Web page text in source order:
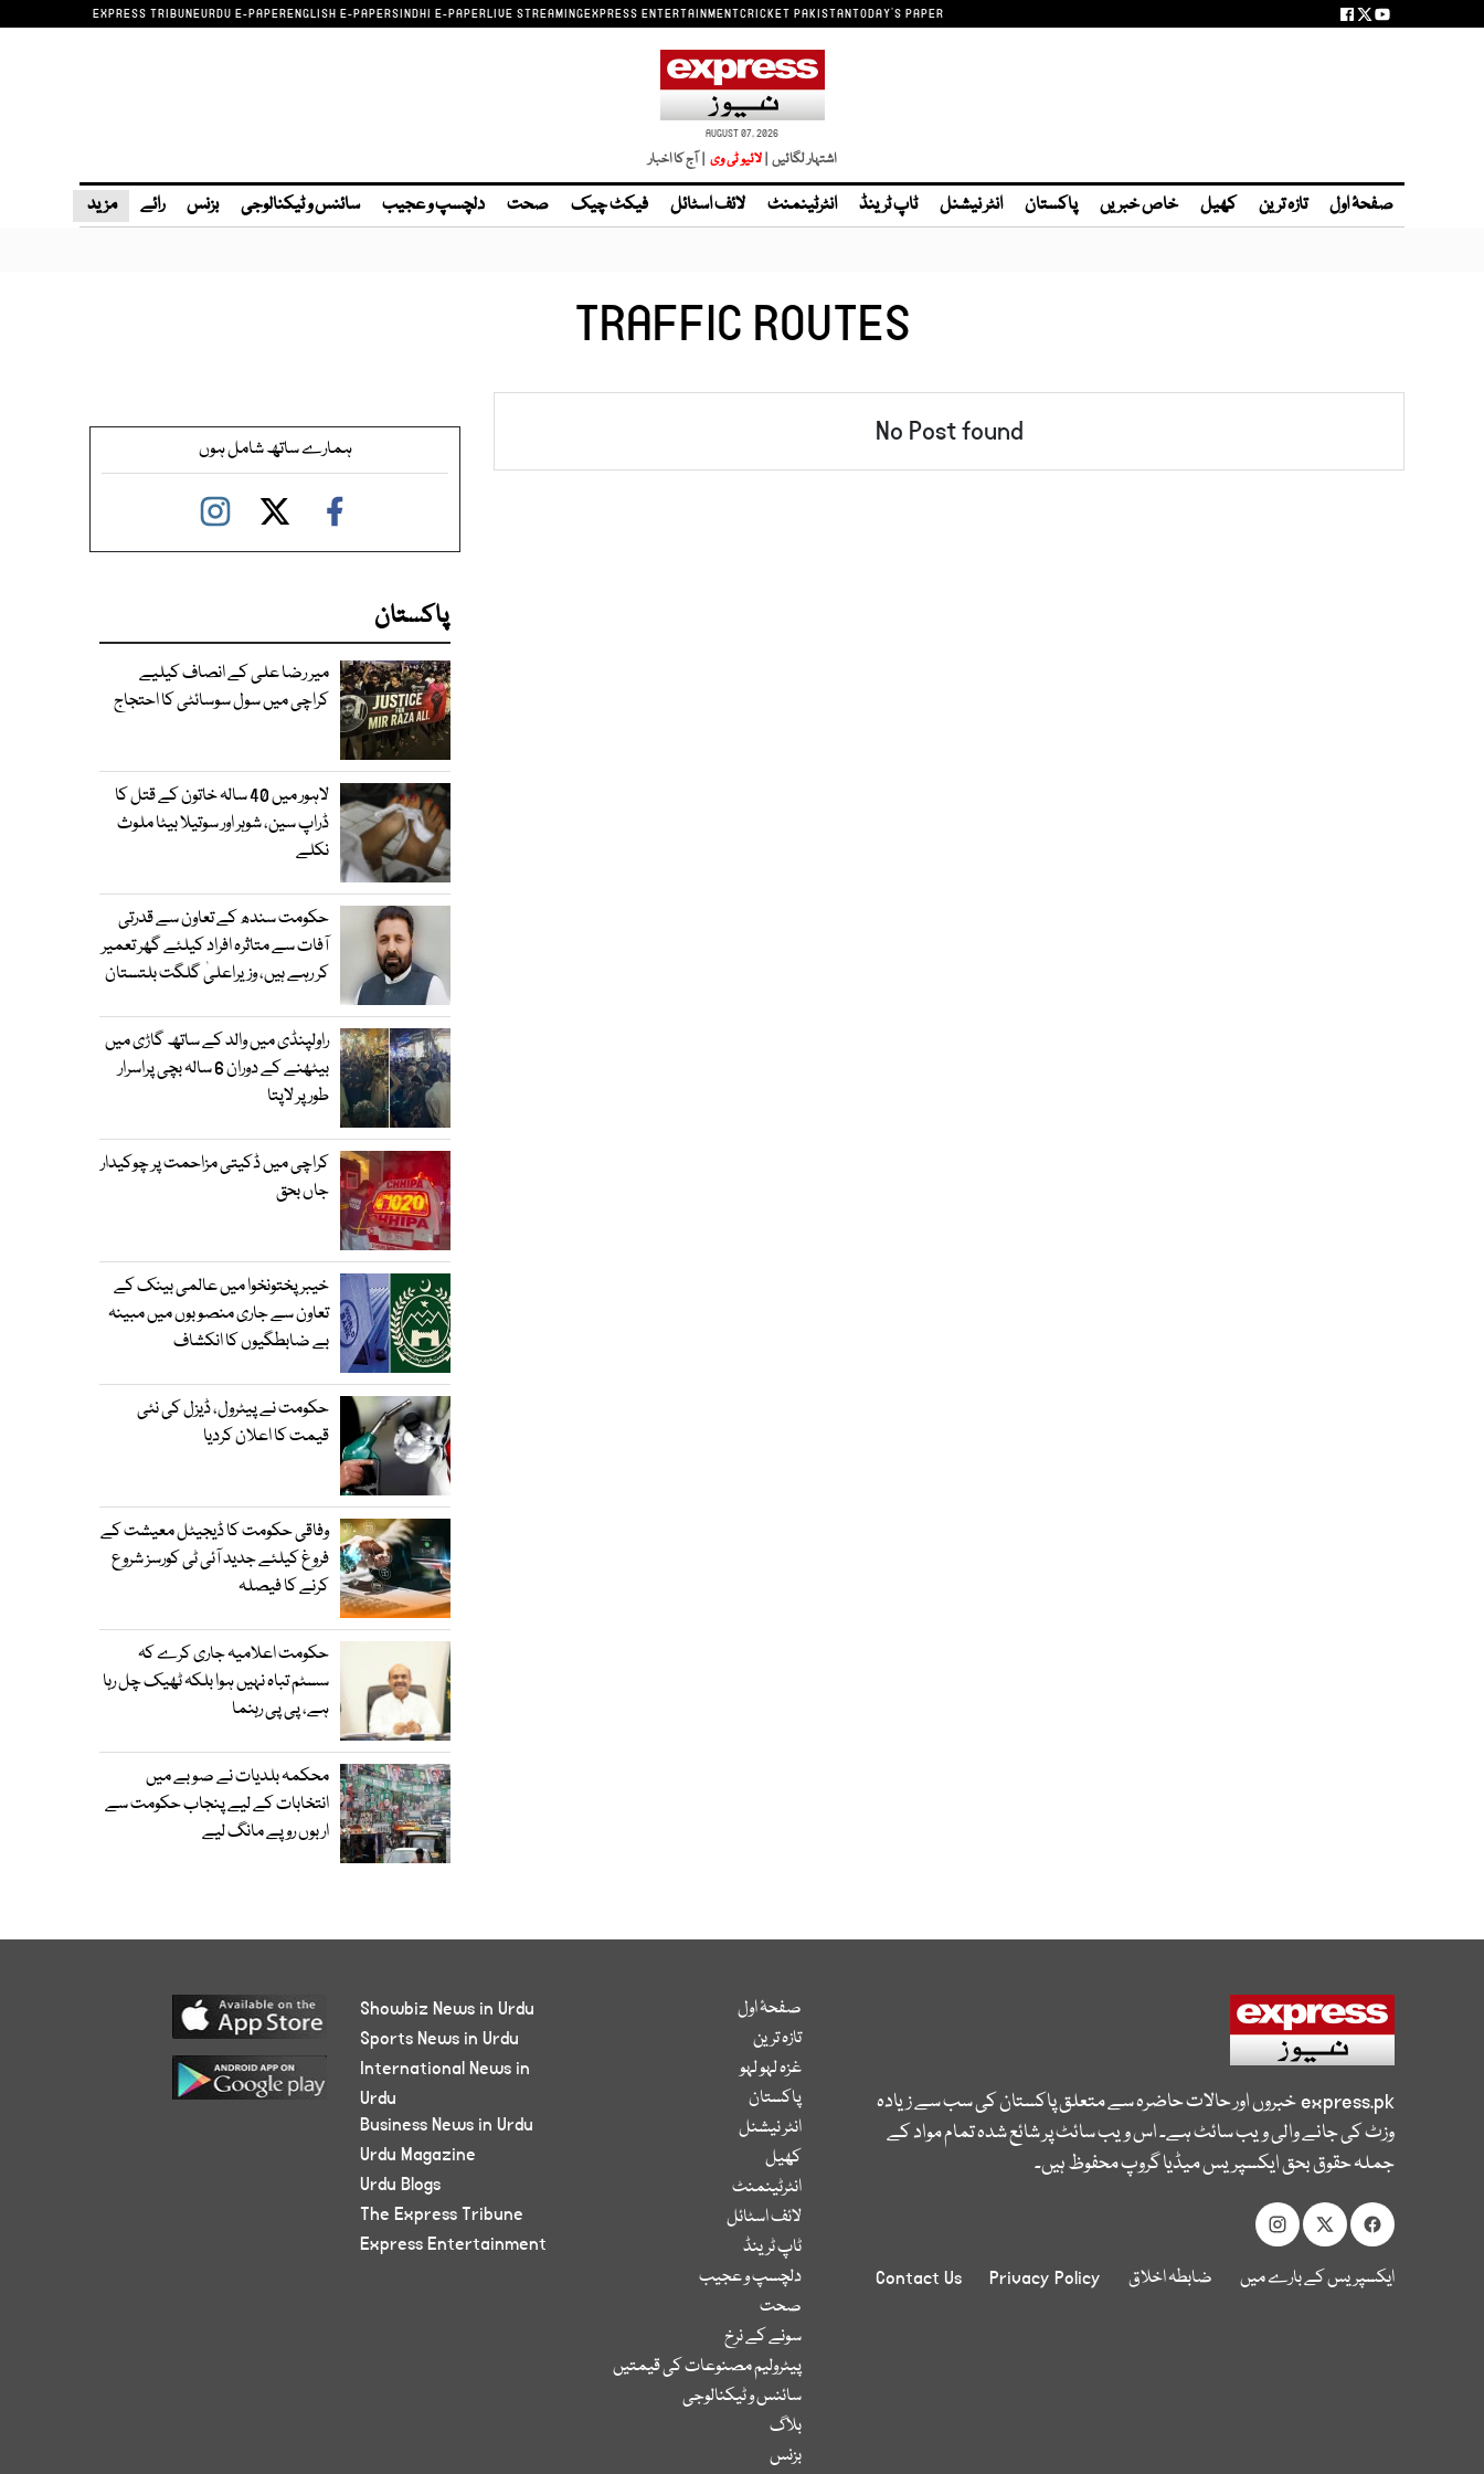
EXPRESS TRIBUNEURDU E-PAPERENGLISH E-PAPERSINDHI E-PAPERLIVE STREAMINGEXPRESS ENTERTAINMENTCRICKET PAKISTANTODAY'S PAPER
AUGUST 07, 2026
اشتہار لگائیں | | آج کا اخبار
صفحۂ اول تازہ ترین کھیل خاص خبریں پاکستان انٹر نیشنل ٹاپ ٹرینڈ انٹرٹینمنٹ لائف اسٹائل فیکٹ چیک صحت دلچسپ و عجیب سائنس و ٹیکنالوجی بزنس رائے مزید
TRAFFIC ROUTES
No Post found ہمارے ساتھ شامل ہوں
پاکستان
میر رضا علی کے انصاف کیلیے
کراچی میں سول سوسائٹی کا احتجاج
لاہور میں 40 سالہ خاتون کے قتل کا
ڈراپ سین، شوہر اور سوتیلا بیٹا ملوث
نکلے
حکومت سندھ کے تعاون سے قدرتی
آفات سے متاثرہ افراد کیلئے گھر تعمیر
کر رہے ہیں، وزیراعلیٰ گلگت بلتستان
راولپنڈی میں والد کے ساتھ گاڑی میں
بیٹھنے کے دوران 6 سالہ بچی پراسرار
طور پر لاپتا
کراچی میں ڈکیتی مزاحمت پر چوکیدار
جاں بحق
خیبرپختونخوا میں عالمی بینک کے
تعاون سے جاری منصوبوں میں مبینہ
بے ضابطگیوں کا انکشاف
حکومت نے پیٹرول، ڈیزل کی نئی
قیمت کا اعلان کردیا
وفاقی حکومت کا ڈیجیٹل معیشت کے
فروغ کیلئے جدید آئی ٹی کورسز شروع
کرنے کا فیصلہ
حکومت اعلامیہ جاری کرے کہ
سسٹم تباہ نہیں ہوا بلکہ ٹھیک چل رہا
ہے، پی پی رہنما
محکمہ بلدیات نے صوبے میں
انتخابات کے لیے پنجاب حکومت سے
اربوں روپے مانگ لیے
express.pkخبروں اور حالات حاضرہ سے متعلق پاکستان کی سب سے زیادہ
وزٹ کی جانے والی ویب سائٹ ہے۔ اس ویب سائٹ پر شائع شدہ تمام مواد کے
جملہ حقوق بحق ایکسپریس میڈیا گروپ محفوظ ہیں۔
ایکسپریس کے بارے میں ضابطہ اخلاق Privacy Policy
Contact Us
صفحۂ اول
تازہ ترین
غزہ لہو لہو
پاکستان
انٹر نیشنل
کھیل
انٹرٹینمنٹ
لائف اسٹائل
ٹاپ ٹرینڈ
دلچسپ و عجیب
صحت
سونے کے نرخ
پیٹرولیم مصنوعات کی قیمتیں
سائنس و ٹیکنالوجی
بلاگ
بزنس
Showbiz News in Urdu
Sports News in Urdu
International News in
Urdu
Business News in Urdu
Urdu Magazine
Urdu Blogs
The Express Tribune
Express Entertainment